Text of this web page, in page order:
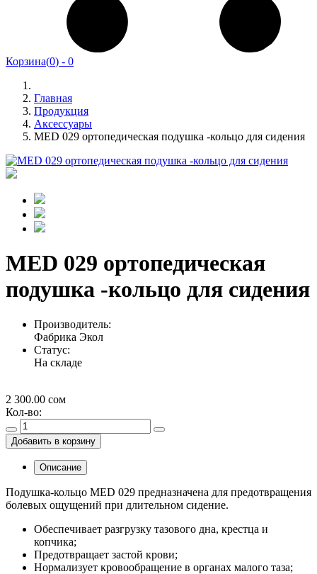
Корзина(0) - 0
Главная
Продукция
Аксессуары
MED 029 ортопедическая подушка -кольцо для сидения
MED 029 ортопедическая
подушка -кольцо для сидения
Производитель:
Фабрика Экол
Статус:
На складе
2 300.00 сом
Кол-во:
Добавить в корзину
Описание
Подушка-кольцо MED 029 предназначена для предотвращения
болевых ощущений при длительном сидение.
Обеспечивает разгрузку тазового дна, крестца и
копчика;
Предотвращает застой крови;
Нормализует кровообращение в органах малого таза;